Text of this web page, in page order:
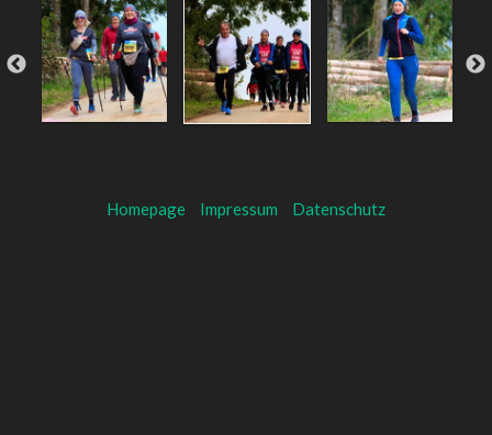
Homepage Impressum Datenschutz